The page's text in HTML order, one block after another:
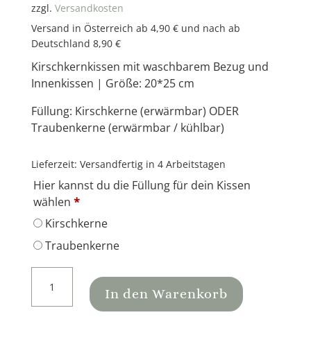
zzgl. Versandkosten
Versand in Österreich ab 4,90 € und nach ab
Deutschland 8,90 €
Kirschkernkissen mit waschbarem Bezug und
Innenkissen | Größe: 20*25 cm
Füllung: Kirschkerne(erwärmbar) ODER
Traubenkerne(erwärmbar / kühlbar)
Lieferzeit: Versandfertig in 4 Arbeitstagen
Hier kannst du die Füllung für dein Kissen
wählen *
Kirschkerne
Traubenkerne
Kirschkernkissen
Lebensbaum
|
In den Warenkorb